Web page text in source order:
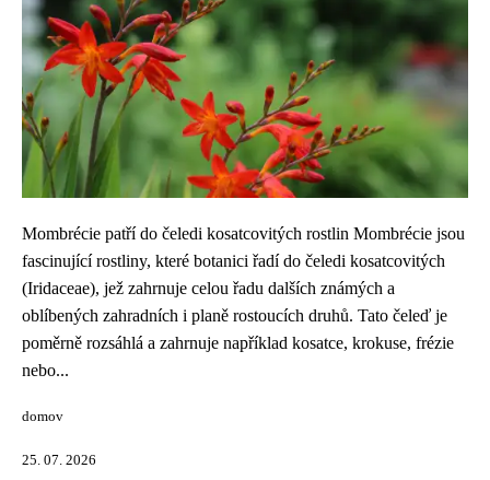
Mombrécie patří do čeledi kosatcovitých rostlin Mombrécie jsou
fascinující rostliny, které botanici řadí do čeledi kosatcovitých
(Iridaceae), jež zahrnuje celou řadu dalších známých a
oblíbených zahradních i planě rostoucích druhů. Tato čeleď je
poměrně rozsáhlá a zahrnuje například kosatce, krokuse, frézie
nebo...
domov
25. 07. 2026